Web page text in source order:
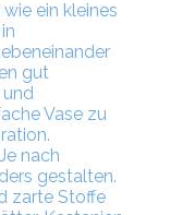
ein kleines
gut
und
Vase zu
nach
gestalten.
zarte Stoffe